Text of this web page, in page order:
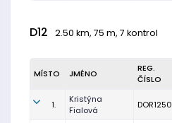
D12 2.50 km, 75 m, 7 kontrol
MÍSTO JMÉNO
REG.
ČÍSLO
1.
Kristýna
Fialová
DOR1250